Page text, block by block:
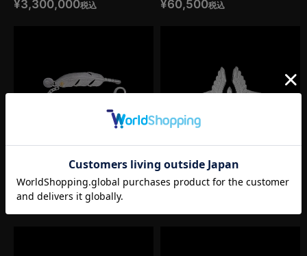
¥3,300,000税込 ¥60,500税込
大フェザーチェーンブレスレット左
（シルバー）
プレイングイーグルバングル大
（メタル）